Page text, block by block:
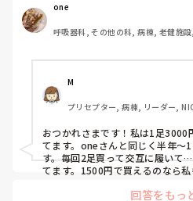
解が深まるかと思います。試して
わたしの職場の指定は「白のスニ
すぐに汚くなるので1,500円は
半年〜1年未満で交換しています
職場の人が「ナースシューズに
て言ってて、わたしの倍額は出
で、世の皆さんはどうなのかなと
one
呼吸器科, その他の科, 病棟, 老健施
M
プリセプター, 病棟, リーダー,
おつかれさまです！私は1足3000
てます。oneさんと同じく半年〜
す。毎回2足買って交互に履いて
てます。1500円で買えるのなら
回答をもっ